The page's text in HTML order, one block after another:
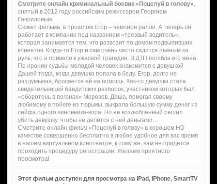
Смотрите онлайн криминальный боевик «Поцелуй в голову»,
снятый в 2012 году российским режиссером Георгием
Гавриловым.
Сюжет фильма: в прошлом Егор – чемпион ралли. А теперь он
работает в компании под названием «трезвый водитель»,
которая занимается тем, что развозит по домам подвыпивших
клиентов. Когда-то Егор и сам очень часто садится пьяным за
руль, что и привело к ужасной трагедии. В ДТП погибла его жена.
По иронии судьбы молодой человек знакомится с девушкой
Дашей тогда, когда девушка попала в беду. Егор, долго не
раздумывая, бросается ей на помощь. Как-то девушка стала
свидетельницей бандитских разборок, участником которых был
«оборотень в погонах» Морозов. Даша, помогая своему
любимому в побеге из тюрьмы, выкрала большую сумму денег из
сейфа одного чиновника-вора. Но ее возлюбленный решил
убить девушку, чтобы не делится с ней деньгами…
Смотрите онлайн фильм «Поцелуй в голову» в хорошем HD
качестве совершенно бесплатно в любое удобное для вас время
в нашем виртуальном кинотеатре, к тому же, вам не придется
проходить процедуру регистрации. Желаем приятного
просмотра!
Этот фильм доступен для просмотра на iPad, iPhone, SmartTV